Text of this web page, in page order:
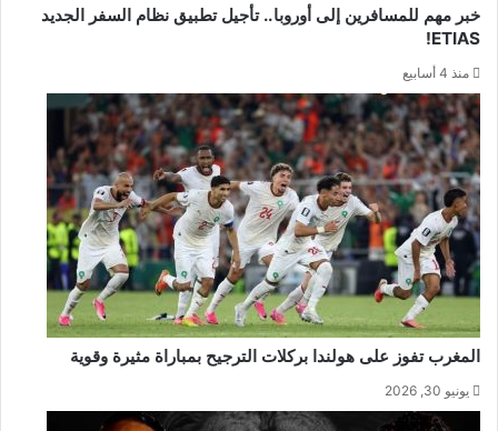
خبر مهم للمسافرين إلى أوروبا.. تأجيل تطبيق نظام السفر الجديد
ETIAS!
منذ 4 أسابيع
المغرب تفوز على هولندا بركلات الترجيح بمباراة مثيرة وقوية
يونيو 30, 2026